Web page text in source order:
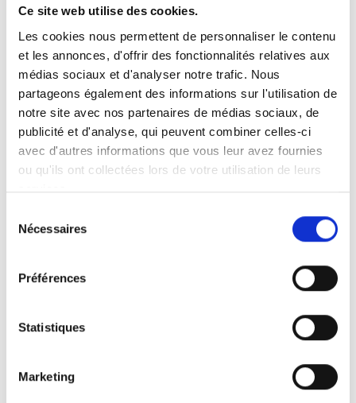
Ce site web utilise des cookies.
Les cookies nous permettent de personnaliser le contenu
et les annonces, d'offrir des fonctionnalités relatives aux
médias sociaux et d'analyser notre trafic. Nous
partageons également des informations sur l'utilisation de
notre site avec nos partenaires de médias sociaux, de
publicité et d'analyse, qui peuvent combiner celles-ci
avec d'autres informations que vous leur avez fournies
ou qu'ils ont collectées lors de votre utilisation de leurs
services.
Nécessaires
Préférences
Statistiques
Marketing
ChezGLC Créations, chaque projet est unique.
À travers nos réalisations, nous mettons en
avant notre savoir-faire, notre exigence du détail
et notre passion pour les aménagements
intérieurs bien pensés.
De la cuisine moderne à la cuisine plus
traditionnelle, nous concevons et installons des
matériaux, finitions soignées : chaque réalisation
est pensée pour allier esthétique et fonctionnalité.